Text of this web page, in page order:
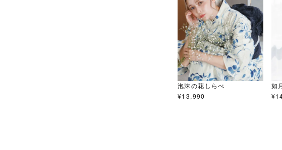
泡沫の花しらべ
¥13,990
如
¥